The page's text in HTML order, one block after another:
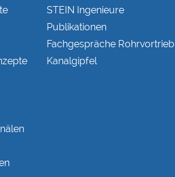
STEIN Ingenieure
Publikationen
Fachgespräche Rohrvortrieb
Kanalgipfel